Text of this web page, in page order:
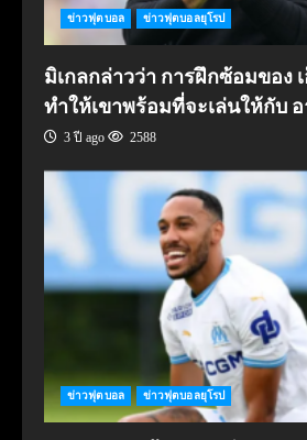
ข่าวฟุตบอล ข่าวฟุตบอลยุโรป
มิเกลกล่าวว่า การฝึกซ้อมของ
ทำให้เขาพร้อมที่จะเล่นให้กับ
3 ปี ago 2588
ข่าวฟุตบอล ข่าวฟุตบอลยุโรป